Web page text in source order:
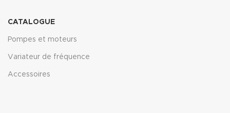
CATALOGUE
Pompes et moteurs
Variateur de fréquence
Accessoires